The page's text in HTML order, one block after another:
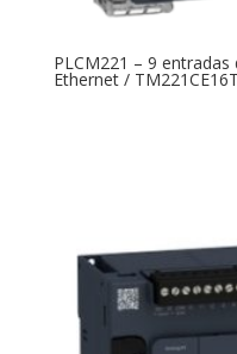
PLCM221 – 9
Ethernet / TM221CE16T